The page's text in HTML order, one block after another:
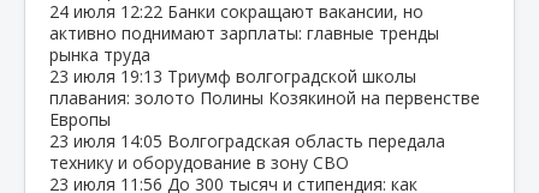
24 июля 12:22 Банки сокращают вакансии, но
активно поднимают зарплаты: главные тренды
рынка труда
23 июля 19:13 Триумф волгоградской школы
плавания: золото Полины Козякиной на первенстве
Европы
23 июля 14:05 Волгоградская область передала
технику и оборудование в зону СВО
23 июля 11:56 До 300 тысяч и стипендия: как